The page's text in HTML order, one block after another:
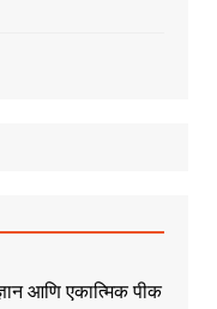
आणि एकात्मिक पीक